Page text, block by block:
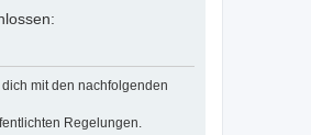
mit den nachfolgenden
Regelungen.